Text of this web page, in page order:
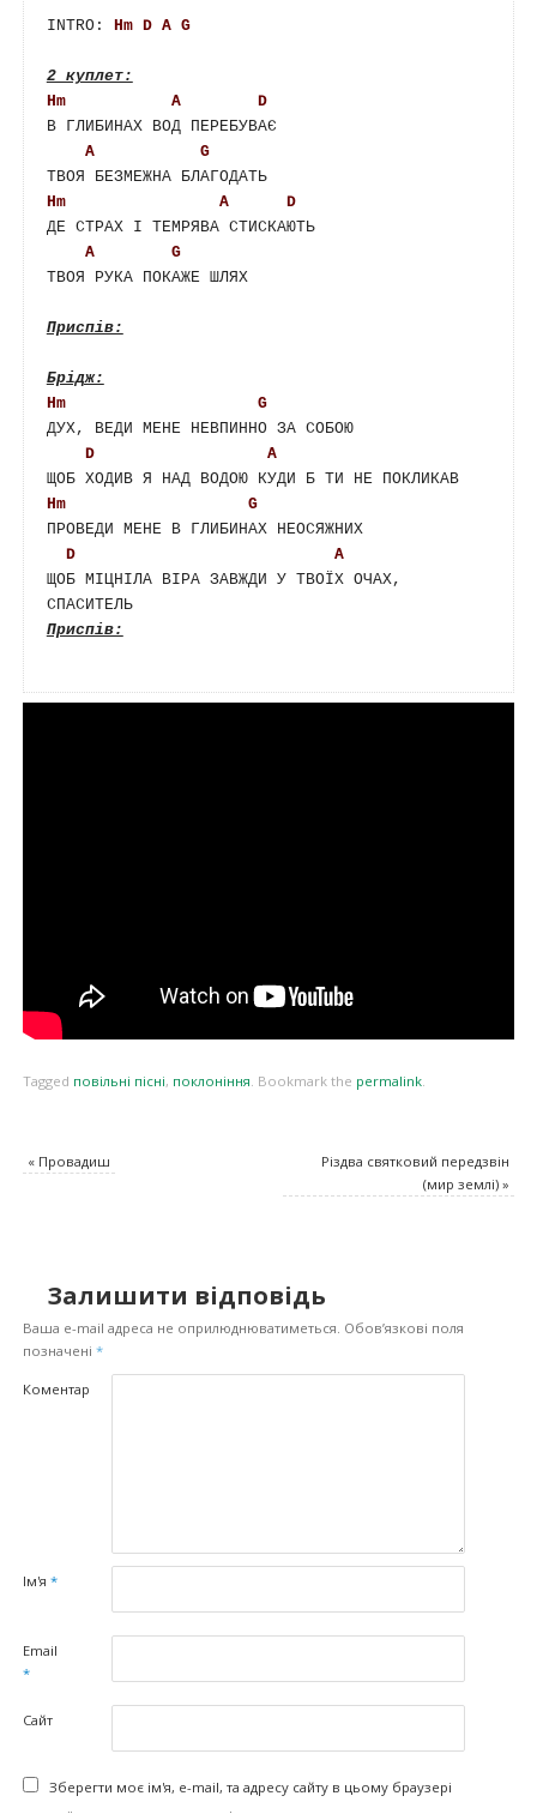
INTRO: Hm D A G
Hm
A
D
В ГЛИБИНАХ ВОД ПЕРЕБУВАЄ
A
G
ТВОЯ БЕЗМЕЖНА БЛАГОДАТЬ
Hm
A
D
ДЕ СТРАХ І ТЕМРЯВА СТИСКАЮТЬ
A
G
ТВОЯ РУКА ПОКАЖЕ ШЛЯХ
Hm
G
ДУХ, ВЕДИ МЕНЕ НЕВПИННО ЗА СОБОЮ
D
A
ЩОБ ХОДИВ Я НАД ВОДОЮ КУДИ Б ТИ НЕ ПОКЛИКАВ
Hm
G
ПРОВЕДИ МЕНЕ В ГЛИБИНАХ НЕОСЯЖНИХ
D
A
ЩОБ МІЦНІЛА ВІРА ЗАВЖДИ У ТВОЇХ ОЧАХ,
СПАСИТЕЛЬ
Tagged повільні пісні, поклоніння. Bookmark the permalink.
«Провадиш
Різдва святковий передзвін
(мир землі)»
Залишити відповідь
Ваша e-mail адреса не оприлюднюватиметься. Обов’язкові поля
позначені *
Коментар
Ім'я *
Email
*
Сайт
Зберегти моє ім'я, e-mail, та адресу сайту в цьому браузері